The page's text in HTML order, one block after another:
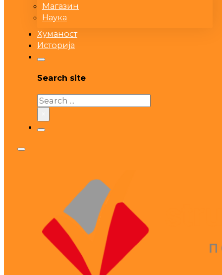
Магазин
Наука
Хуманост
Историја
Search site
Search